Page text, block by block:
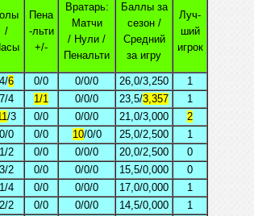
/
Пена
-льти
+/-
Вратарь:
Матчи
/ Нули /
Пенальти
Баллы за
сезон /
Средний
за игру
Луч-
ший
игрок
4/6 0/0 0/0/0 26,0/3,250
1
7/4 1/1 0/0/0 23,5/3,357
1
/3 0/0 0/0/0 21,0/3,000
2
0/0 0/0 10/0/0 25,0/2,500
1
1/2 0/0 0/0/0 20,0/2,500
0
3/2 0/0 0/0/0 15,5/0,000
0
1/4 0/0 0/0/0 17,0/0,000
1
2/2 0/0 0/0/0 14,5/0,000
1